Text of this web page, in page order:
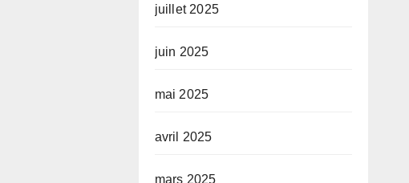
juillet 2025
juin 2025
mai 2025
avril 2025
mars 2025